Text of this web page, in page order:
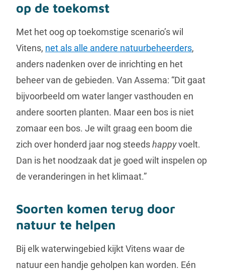
op de toekomst
Met het oog op toekomstige scenario’s wil
Vitens, net als alle andere natuurbeheerders,
anders nadenken over de inrichting en het
beheer van de gebieden. Van Assema: “Dit gaat
bijvoorbeeld om water langer vasthouden en
andere soorten planten. Maar een bos is niet
zomaar een bos. Je wilt graag een boom die
zich over honderd jaar nog steedshappyvoelt.
Dan is het noodzaak dat je goed wilt inspelen op
de veranderingen in het klimaat.”
Soorten komen terug door
natuur te helpen
Bij elk waterwingebied kijkt Vitens waar de
natuur een handje geholpen kan worden. Eén